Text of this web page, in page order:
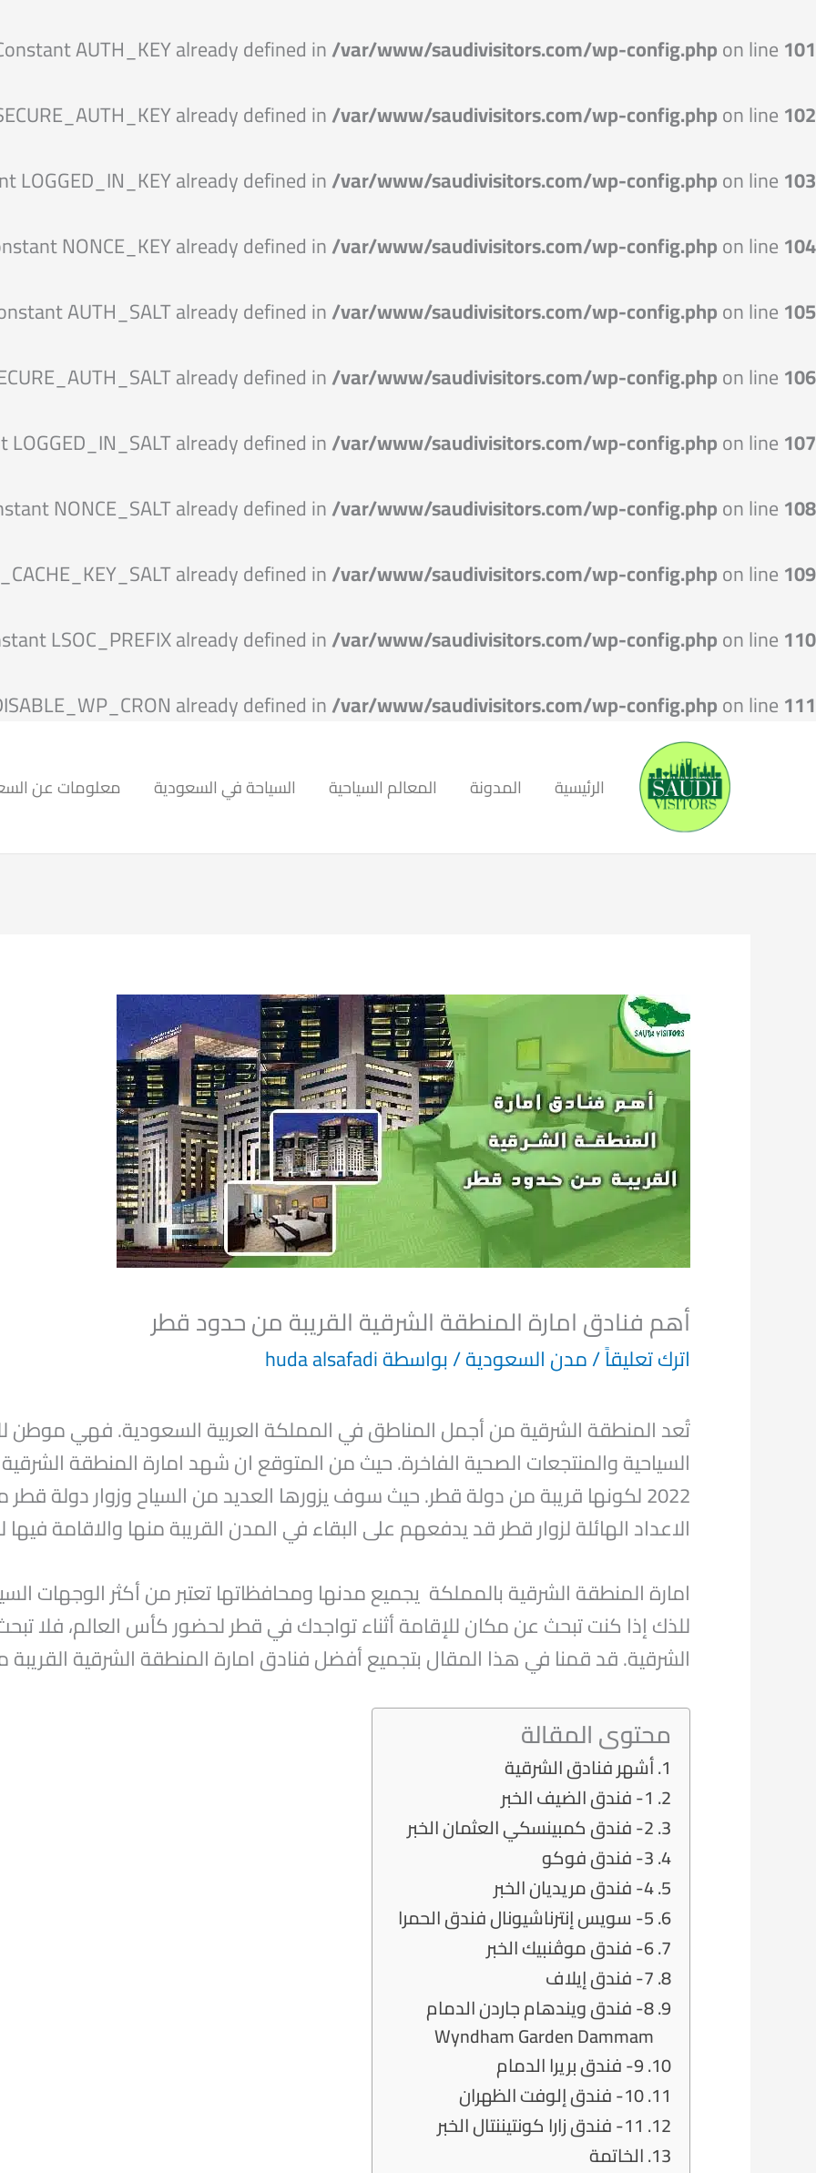
AUTH_KEY already defined in/var/www/saudivisitors.com/wp-config.phpon line101
already defined in/var/www/saudivisitors.com/wp-config.phpon line102
LOGGED_IN_KEY already defined in/var/www/saudivisitors.com/wp-config.phpon line103
NONCE_KEY already defined in/var/www/saudivisitors.com/wp-config.phpon line104
AUTH_SALT already defined in/var/www/saudivisitors.com/wp-config.phpon line105
already defined in/var/www/saudivisitors.com/wp-config.phpon line106
LOGGED_IN_SALT already defined in/var/www/saudivisitors.com/wp-config.phpon line107
NONCE_SALT already defined in/var/www/saudivisitors.com/wp-config.phpon line108
already defined in/var/www/saudivisitors.com/wp-config.phpon line109
LSOC_PREFIX already defined in/var/www/saudivisitors.com/wp-config.phpon line110
already defined in/var/www/saudivisitors.com/wp-config.phpon line111
إلى
الرئيسية المدونة المعالم السياحية السياحة في السعودية معلومات عن
أهم فنادق امارة المنطقة الشرقية القريبة من حدود قطر
اترك تعليقاً/مدن السعودية/ بواسطةhuda alsafadi
تُعد المنطقة الشرقية من أجمل المناطق في المملكة العربية السعودية. فهي موطن
السياحية والمنتجعات الصحية الفاخرة. حيث من المتوقع ان شهد امارة المنطقة
2022 لكونها قريبة من دولة قطر. حيث سوف يزورها العديد من السياح وزوار
الاعداد الهائلة لزوار قطر قد يدفعهم على البقاء في المدن القريبة منها والاقامة
امارة المنطقة الشرقية بالمملكة يجميع مدنها ومحافظاتها تعتبر من أكثر الوجهات
للذك إذا كنت تبحث عن مكان للإقامة أثناء تواجدك في قطر لحضور كأس العالم، فلا
الشرقية. قد قمنا في هذا المقال بتجميع أفضل فنادق امارة المنطقة الشرقية
محتوى المقالة
أشهر فنادق الشرقية
1- فندق الضيف الخبر
2- فندق كمبينسكي العثمان الخبر
3- فندق فوكو
4- فندق مريديان الخبر
5- سويس إنترناشيونال فندق الحمرا
6- فندق موڤنبيك الخبر
7- فندق إيلاف
8- فندق ويندهام جاردن الدمام
Wyndham Garden Dammam
9- فندق بريرا الدمام
10- فندق إلوفت الظهران
11- فندق زارا كونتيننتال الخبر
الخاتمة